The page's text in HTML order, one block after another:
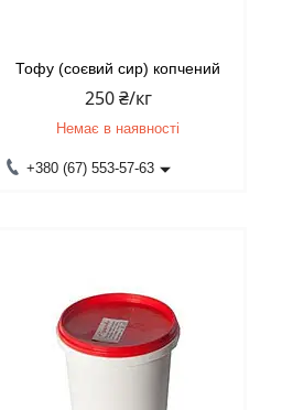
Тофу (соєвий сир) копчений
250 ₴/кг
Немає в наявності
+380 (67) 553-57-63